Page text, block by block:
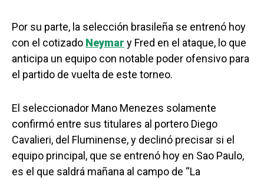
Por su parte, la selección brasileña se entrenó hoy
con el cotizado Neymar y Fred en el ataque, lo que
anticipa un equipo con notable poder ofensivo para
el partido de vuelta de este torneo.
El seleccionador Mano Menezes solamente
confirmó entre sus titulares al portero Diego
Cavalieri, del Fluminense, y declinó precisar si el
equipo principal, que se entrenó hoy en Sao Paulo,
es el que saldrá mañana al campo de “La